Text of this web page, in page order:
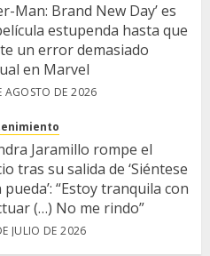
Man: Brand New Day’ es
estupenda hasta que
un error demasiado
en Marvel
AGOSTO DE 2026
Jaramillo rompe el
tras su salida de ‘Siéntese
“Estoy tranquila con
(…) No me rindo”
JULIO DE 2026